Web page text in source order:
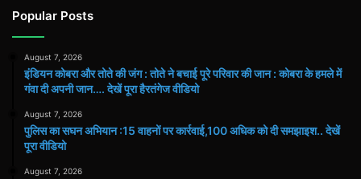
Popular Posts
August 7, 2026
इंडियन कोबरा और तोते की जंग : तोते ने बचाई पूरे परिवार की जान : कोबरा के हमले में
गंवा दी अपनी जान…. देखें पूरा हैरतंगेज वीडियो
August 7, 2026
पुलिस का सघन अभियान :15 वाहनों पर कार्रवाई,100 अधिक को दी समझाइश.. देखें
पूरा वीडियो
August 7, 2026